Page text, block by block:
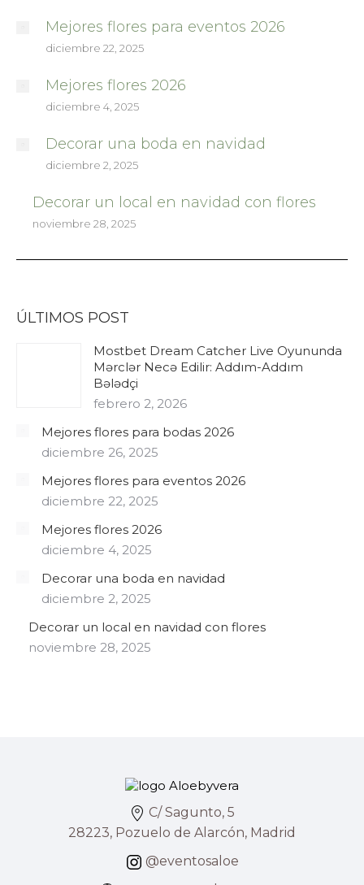
Mejores flores para eventos 2026
diciembre 22, 2025
Mejores flores 2026
diciembre 4, 2025
Decorar una boda en navidad
diciembre 2, 2025
Decorar un local en navidad con flores
noviembre 28, 2025
ÚLTIMOS POST
Mostbet Dream Catcher Live Oyununda
Mərclər Necə Edilir: Addım-Addım
Bələdçi
febrero 2, 2026
Mejores flores para bodas 2026
diciembre 26, 2025
Mejores flores para eventos 2026
diciembre 22, 2025
Mejores flores 2026
diciembre 4, 2025
Decorar una boda en navidad
diciembre 2, 2025
Decorar un local en navidad con flores
noviembre 28, 2025
C/ Sagunto, 5
28223, Pozuelo de Alarcón, Madrid
@eventosaloe